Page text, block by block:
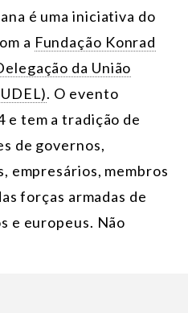
é uma iniciativa do
a Fundação Konrad
da União
. O evento
e tem a tradição de
de governos,
empresários, membros
forças armadas de
e europeus. Não